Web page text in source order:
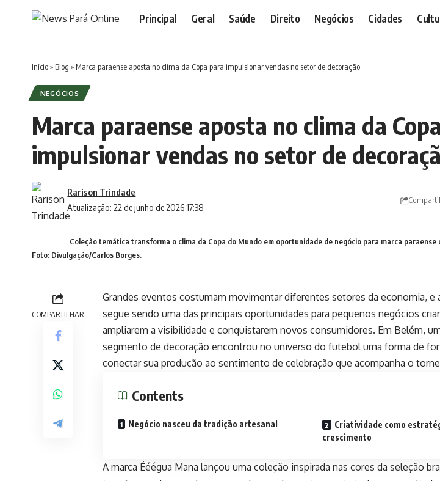
Principal Geral Saúde Direito Negócios Cidades
Início» Blog » Marca paraense aposta no clima da Copa para impulsionar vendas no setor de decoração
NEGÓCIOS
Marca paraense aposta no clima da
impulsionar vendas no setor de
Atualização: 22 de junho de 2026 17:38
Rarison Trindade
Coleção temática transforma o clima da Copa do Mundo em oportunidade de negócio para marca paraense
Foto: Divulgação/Carlos Borges.
COMPARTILHAR
Grandes eventos costumam movimentar diferentes setores da economia, e
segue sendo uma das principais oportunidades para pequenos negócios
ampliarem a visibilidade e conquistarem novos consumidores. Em Belém,
segmento de decoração encontrou no universo do futebol uma forma de
conectar sua produção ao sentimento de celebração que acompanha o
Contents
Negócio nasceu da tradição artesanal
Criatividade como
crescimento
A marca Ééégua Mana lançou uma coleção inspirada nas cores da seleção